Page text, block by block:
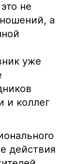
не
а
уже
и коллег
действия